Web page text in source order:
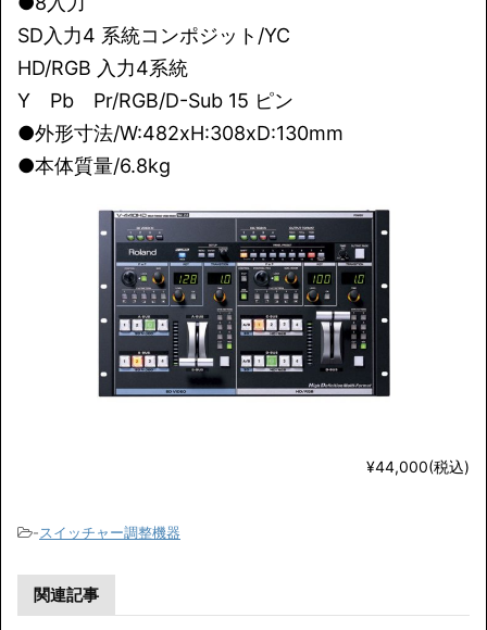
SD入力4 系統コンポジット/YC
HD/RGB 入力4系統
Y Pb Pr/RGB/D-Sub 15 ピン
●外形寸法/W:482xH:308xD:130mm
●本体質量/6.8kg
¥44,000(税込)
-スイッチャー調整機器
関連記事